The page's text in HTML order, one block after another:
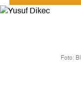
Foto: